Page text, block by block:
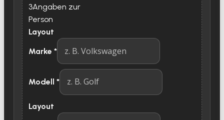
3Angaben zur
Person
Layout
Marke *
Modell *
Layout